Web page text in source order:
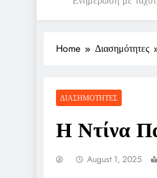
Home Διασημότητες
ΔΙΑΣΗΜΌΤΗΤΕΣ
Η Ντίνα
August 1, 2025